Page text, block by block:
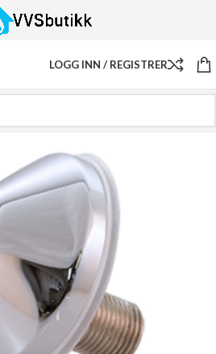
LOGG INN / REGISTRER